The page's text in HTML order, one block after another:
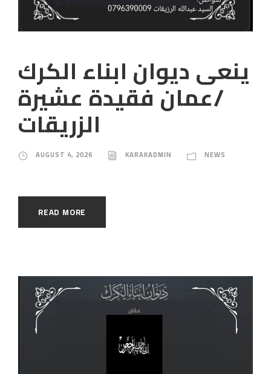
ينعى ديوان ابناء الكرك
/عمان فقيدة عشيرة
الزريقات
AUGUST 4, 2026 KARAKADMIN NEWS
READ MORE